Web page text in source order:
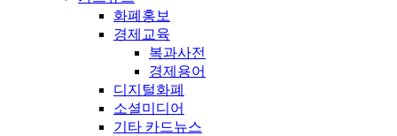
화폐홍보
경제교육
복과사전
경제용어
디지털화폐
소셜미디어
기타 카드뉴스